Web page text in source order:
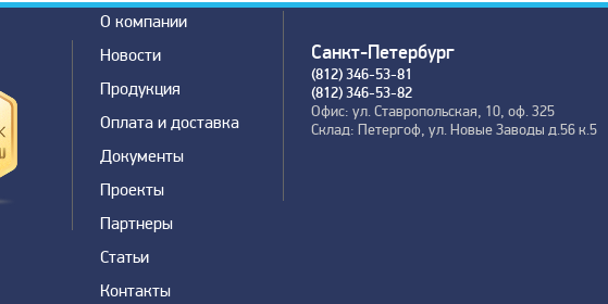
О компании
Новости
Продукция
Оплата и доставка
Документы
Проекты
Партнеры
Статьи
Контакты
Санкт-Петербург
(812) 346-53-81
(812) 346-53-82
Офис: ул. Ставропольская, 10, оф. 325
Склад: Петергоф, ул. Новые Заводы д.56 к.5